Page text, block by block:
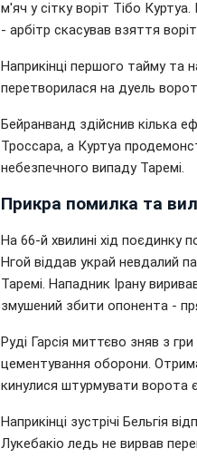
м'яч у сітку воріт Тібо
- арбітр скасував взяття
Наприкінці першого тайму та
перетворилася на дуель
Бейранванд здійснив кілька
Троссара, а Куртуа
небезпечного випаду Таремі.
Прикра помилка та
На 66-й хвилині хід поєдинку
Нгой віддав украй невдалий
Таремі. Нападник Ірану
змушений збити опонента -
Руді Гарсія миттєво зняв з
цементування оборони.
кинулися штурмувати ворота
Наприкінці зустрічі Бельгія
Лукебакіо ледь не вирвав